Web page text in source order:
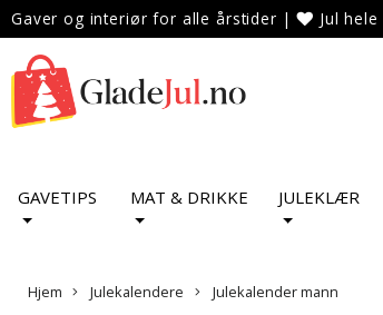
Gaver og interiør for alle årstider | Jul
GAVETIPS MAT & DRIKKE JULEKLÆR
Hjem Julekalendere Julekalender mann